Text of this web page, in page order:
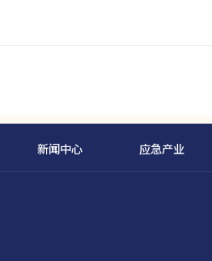
新闻中心 应急产业